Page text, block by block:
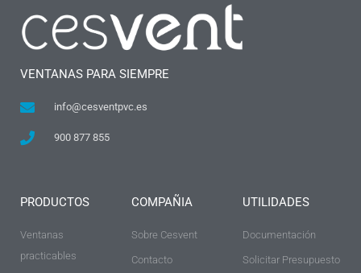
VENTANAS PARA SIEMPRE
info@cesventpvc.es
900 877 855
PRODUCTOS
Ventanas
practicables
COMPAÑIA
Sobre Cesvent
Contacto
UTILIDADES
Documentación
Solicitar Presupuesto